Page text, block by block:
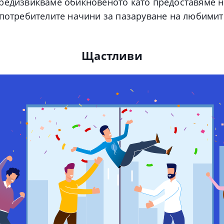
начини за пазаруване на
Щастливи